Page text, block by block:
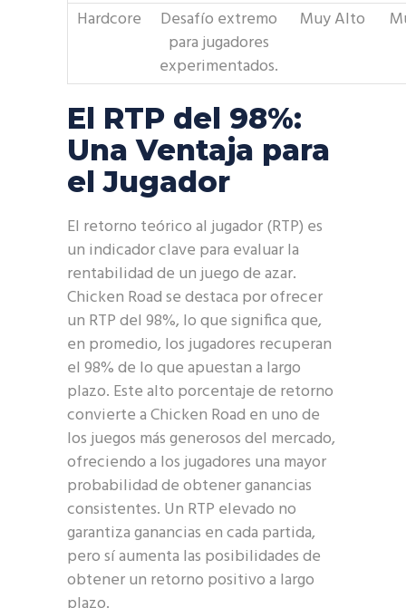
Hardcore
Desafío extremo
para jugadores
experimentados.
Muy Alto
El RTP del 98%:
Una Ventaja para
el Jugador
El retorno teórico al jugador (RTP) es
un indicador clave para evaluar la
rentabilidad de un juego de azar.
Chicken Road se destaca por ofrecer
un RTP del 98%, lo que significa que,
en promedio, los jugadores recuperan
el 98% de lo que apuestan a largo
plazo. Este alto porcentaje de retorno
convierte a Chicken Road en uno de
los juegos más generosos del mercado,
ofreciendo a los jugadores una mayor
probabilidad de obtener ganancias
consistentes. Un RTP elevado no
garantiza ganancias en cada partida,
pero sí aumenta las posibilidades de
obtener un retorno positivo a largo